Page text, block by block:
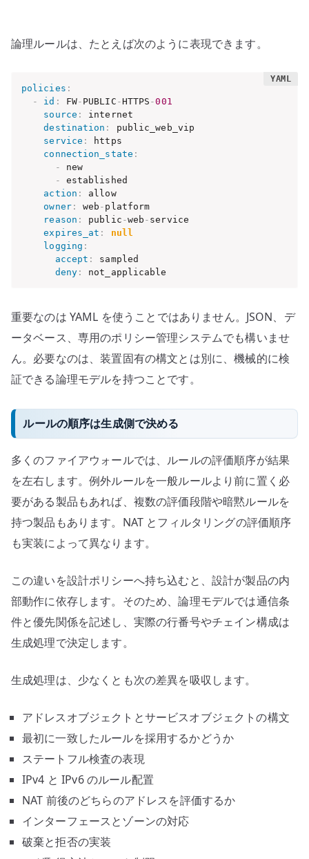
論理ルールは、たとえば次のように表現できます。
policies :
-
id : FW- PUBLIC -HTTPS -001
source :
internet
destination :
public_web_vip
service :
https
connection_state :
-
new
-
established
action :
allow
owner: web - platform
reason : public -web - service
expires_at :
null
logging :
accept :
sampled
deny: not_applicable
重要なのは YAML を使うことではありません。JSON、デ
ータベース、専用のポリシー管理システムでも構いませ
ん。必要なのは、装置固有の構文とは別に、機械的に検
証できる論理モデルを持つことです。
ルールの順序は生成側で決める
多くのファイアウォールでは、ルールの評価順序が結果
を左右します。例外ルールを一般ルールより前に置く必
要がある製品もあれば、複数の評価段階や暗黙ルールを
持つ製品もあります。NAT とフィルタリングの評価順序
も実装によって異なります。
この違いを設計ポリシーへ持ち込むと、設計が製品の内
部動作に依存します。そのため、論理モデルでは通信条
件と優先関係を記述し、実際の行番号やチェイン構成は
生成処理で決定します。
生成処理は、少なくとも次の差異を吸収します。
アドレスオブジェクトとサービスオブジェクトの構文
最初に一致したルールを採用するかどうか
ステートフル検査の表現
IPv4 と IPv6 のルール配置
NAT 前後のどちらのアドレスを評価するか
インターフェースとゾーンの対応
破棄と拒否の実装